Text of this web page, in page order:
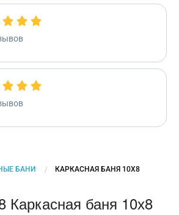
БАНИ CURRENT:
КАРКАСНАЯ БАНЯ 10Х8
Каркасная баня 10х8